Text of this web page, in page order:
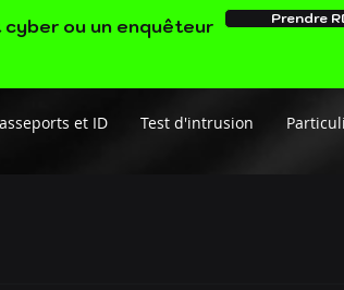
ou un enquêteur
Prendre
et ID Test d'intrusion